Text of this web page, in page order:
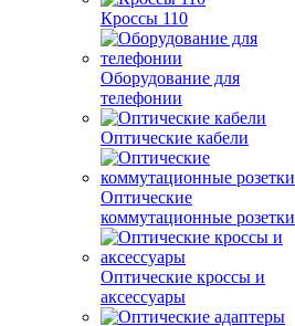
Кроссы 110
Оборудование для
телефонии
Оптические кабели
Оптические
коммутационные розетки
Оптические кроссы и
аксессуары